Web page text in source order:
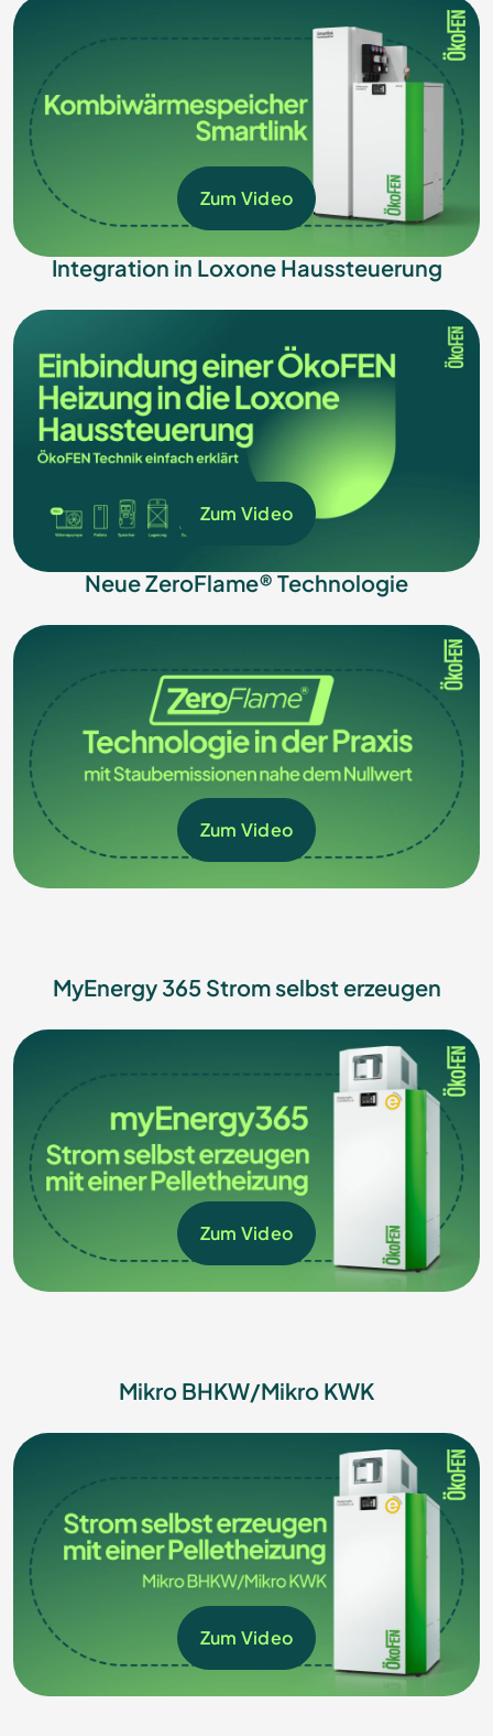
Zum Video
Integration in Loxone Haussteuerung
Zum Video
Neue ZeroFlame® Technologie
Zum Video
MyEnergy 365 Strom selbst erzeugen
Zum Video
Mikro BHKW/Mikro KWK
Zum Video